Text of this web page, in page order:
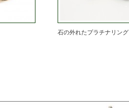
石の外れたプラチナリング